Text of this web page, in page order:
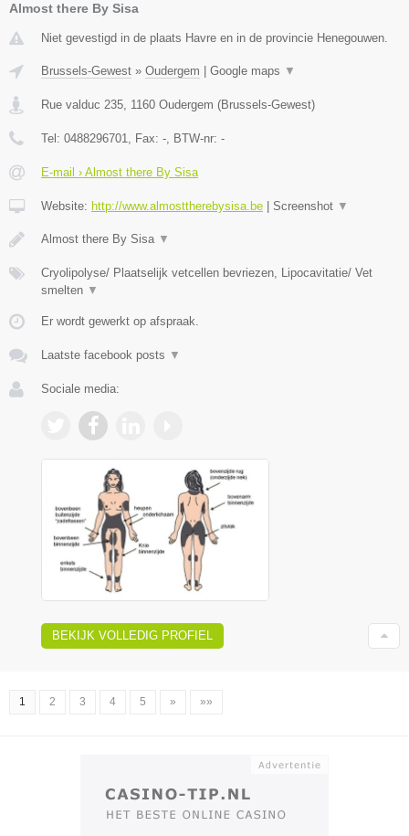
Almost there By Sisa
Niet gevestigd in de plaats Havre en in de provincie Henegouwen.
Brussels-Gewest » Oudergem Google maps ▼
Rue valduc 235, 1160 Oudergem (Brussels-Gewest)
Tel: 0488296701, Fax: -, BTW-nr: -
E-mail › Almost there By Sisa
Website: http://www.almosttherebysisa.be Screenshot ▼
Almost there By Sisa ▼
Cryolipolyse/ Plaatselijk vetcellen bevriezen, Lipocavitatie/ Vet
smelten ▼
Er wordt gewerkt op afspraak.
Laatste facebook posts ▼
Sociale media:
BEKIJK VOLLEDIG PROFIEL
1 2 3 4 5 » »»